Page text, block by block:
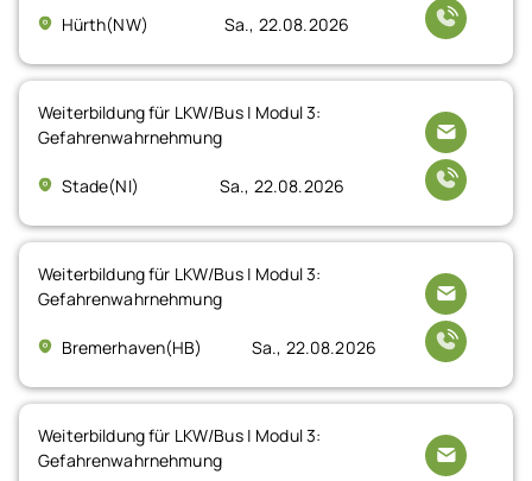
Hürth(NW) Sa., 22.08.2026
Weiterbildung für LKW/Bus | Modul 3:
Gefahrenwahrnehmung
Stade(NI) Sa., 22.08.2026
Weiterbildung für LKW/Bus | Modul 3:
Gefahrenwahrnehmung
Bremerhaven(HB) Sa., 22.08.2026
Weiterbildung für LKW/Bus | Modul 3:
Gefahrenwahrnehmung